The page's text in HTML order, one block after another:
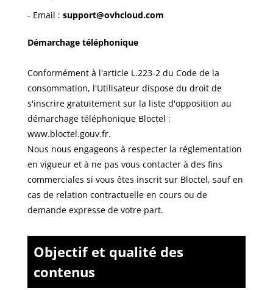
- Email : support@ovhcloud.com
Démarchage téléphonique
Conformément à l'article L.223-2 du Code de la
consommation, l'Utilisateur dispose du droit de
s'inscrire gratuitement sur la liste d'opposition au
démarchage téléphonique Bloctel :
www.bloctel.gouv.fr.
Nous nous engageons à respecter la réglementation
en vigueur et à ne pas vous contacter à des fins
commerciales si vous êtes inscrit sur Bloctel, sauf en
cas de relation contractuelle en cours ou de
demande expresse de votre part.
Objectif et qualité des
contenus